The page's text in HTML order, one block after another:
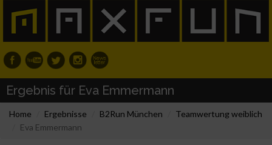
Ergebnis für Eva Emmermann
Home Ergebnisse B2Run München
Teamwertung weiblich
Eva Emmermann